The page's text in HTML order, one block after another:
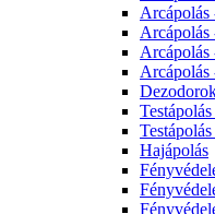
Arcápolás
Arcápolás
Arcápolás
Hajápolás